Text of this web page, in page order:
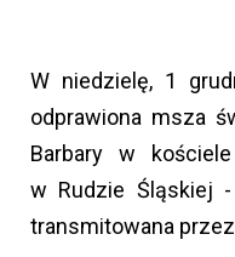
W niedzielę, 1
odprawiona msza
Barbary w
w Rudzie Śląskiej
transmitowana